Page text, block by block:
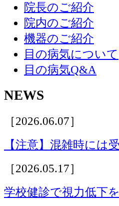
院長のご紹介
院内のご紹介
機器のご紹介
目の病気について
目の病気Q&A
NEWS
［2026.06.07］
【注意】混雑時には
［2026.05.17］
学校健診で視力低下